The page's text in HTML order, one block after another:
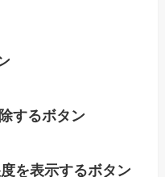
するボタン
を表示するボタン